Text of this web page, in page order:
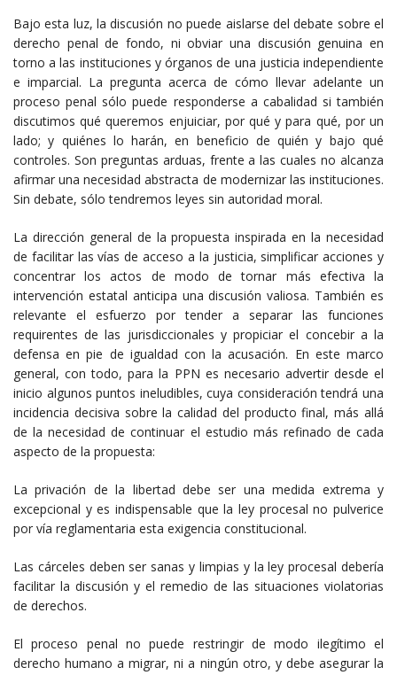
Bajo esta luz, la discusión no puede aislarse del debate sobre el
derecho penal de fondo, ni obviar una discusión genuina en
torno a las instituciones y órganos de una justicia independiente
e imparcial. La pregunta acerca de cómo llevar adelante un
proceso penal sólo puede responderse a cabalidad si también
discutimos qué queremos enjuiciar, por qué y para qué, por un
lado; y quiénes lo harán, en beneficio de quién y bajo qué
controles. Son preguntas arduas, frente a las cuales no alcanza
afirmar una necesidad abstracta de modernizar las instituciones.
Sin debate, sólo tendremos leyes sin autoridad moral.
La dirección general de la propuesta inspirada en la necesidad
de facilitar las vías de acceso a la justicia, simplificar acciones y
concentrar los actos de modo de tornar más efectiva la
intervención estatal anticipa una discusión valiosa. También es
relevante el esfuerzo por tender a separar las funciones
requirentes de las jurisdiccionales y propiciar el concebir a la
defensa en pie de igualdad con la acusación. En este marco
general, con todo, para la PPN es necesario advertir desde el
inicio algunos puntos ineludibles, cuya consideración tendrá una
incidencia decisiva sobre la calidad del producto final, más allá
de la necesidad de continuar el estudio más refinado de cada
aspecto de la propuesta:
La privación de la libertad debe ser una medida extrema y
excepcional y es indispensable que la ley procesal no pulverice
por vía reglamentaria esta exigencia constitucional.
Las cárceles deben ser sanas y limpias y la ley procesal debería
facilitar la discusión y el remedio de las situaciones violatorias
de derechos.
El proceso penal no puede restringir de modo ilegítimo el
derecho humano a migrar, ni a ningún otro, y debe asegurar la